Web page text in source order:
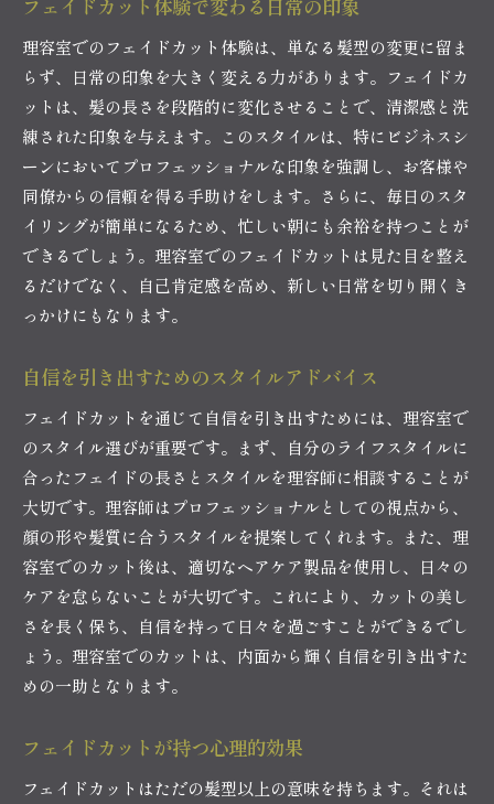
フェイドカット体験で変わる日常の印象
理容室でのフェイドカット体験は、単なる髪型の変更に留ま
らず、日常の印象を大きく変える力があります。フェイドカ
ットは、髪の長さを段階的に変化させることで、清潔感と洗
練された印象を与えます。このスタイルは、特にビジネスシ
ーンにおいてプロフェッショナルな印象を強調し、お客様や
同僚からの信頼を得る手助けをします。さらに、毎日のスタ
イリングが簡単になるため、忙しい朝にも余裕を持つことが
できるでしょう。理容室でのフェイドカットは見た目を整え
るだけでなく、自己肯定感を高め、新しい日常を切り開くき
っかけにもなります。
自信を引き出すためのスタイルアドバイス
フェイドカットを通じて自信を引き出すためには、理容室で
のスタイル選びが重要です。まず、自分のライフスタイルに
合ったフェイドの長さとスタイルを理容師に相談することが
大切です。理容師はプロフェッショナルとしての視点から、
顔の形や髪質に合うスタイルを提案してくれます。また、理
容室でのカット後は、適切なヘアケア製品を使用し、日々の
ケアを怠らないことが大切です。これにより、カットの美し
さを長く保ち、自信を持って日々を過ごすことができるでし
ょう。理容室でのカットは、内面から輝く自信を引き出すた
めの一助となります。
フェイドカットが持つ心理的効果
フェイドカットはただの髪型以上の意味を持ちます。それは